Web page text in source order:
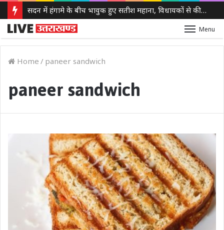
सदन में हंगामे के बीच भावुक हुए सतीश महाना, विधायकों से की मर्यादा बनाए रखने की अपील
Menu
Home / paneer sandwich
paneer sandwich